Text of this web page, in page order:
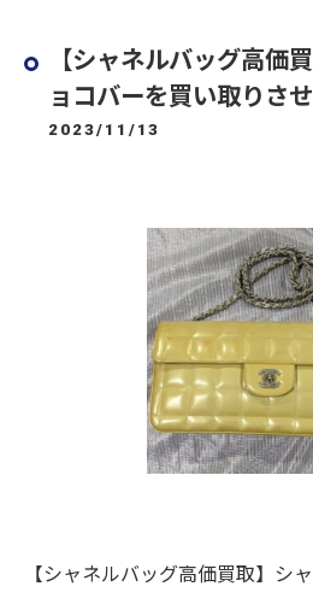
【シャネルバッグ高価
ョコバーを買い取りさ
2023/11/13
【シャネルバッグ高価買取】シ